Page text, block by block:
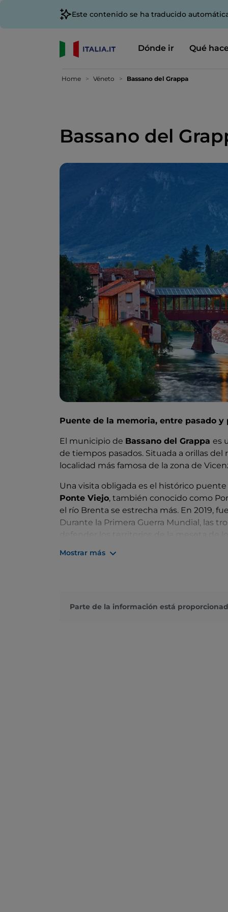
Este contenido se ha traducido
Dónde ir Qué
Home Véneto Bassano del Grappa
Bassano del
Puente de la memoria, entre pasado y
El municipio de Bassano del Grappa es
de tiempos pasados. Situada a orillas del
localidad más famosa de la zona de
Una visita obligada es el histórico
Ponte Viejo, también conocido como
el río Brenta se estrecha más. En 2019,
Durante la Primera Guerra Mundial, las
bebida espirituosa, reserva una visita
, la más antigua de
Mostrar más
Parte de la información está